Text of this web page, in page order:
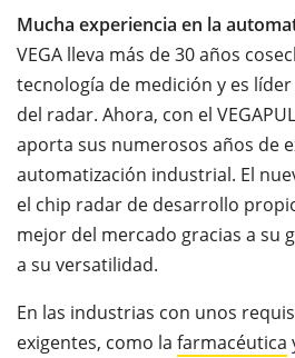
Mucha experiencia en la
VEGA lleva más de 30 años
tecnología de medición y es
del radar. Ahora, con el
aporta sus numerosos años de
automatización industrial. El
el chip radar de desarrollo
mejor del mercado gracias a su
a su versatilidad.
En las industrias con unos
exigentes, como la farmacéutica